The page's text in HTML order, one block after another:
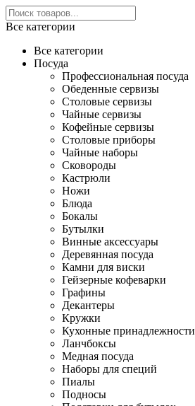
Все категории
Все категории
Посуда
Профессиональная посуда
Обеденные сервизы
Столовые сервизы
Чайные сервизы
Кофейные сервизы
Столовые приборы
Чайные наборы
Сковороды
Кастрюли
Ножи
Блюда
Бокалы
Бутылки
Винные аксессуары
Деревянная посуда
Камни для виски
Гейзерные кофеварки
Графины
Декантеры
Кружки
Кухонные принадлежности
Ланчбоксы
Медная посуда
Наборы для специй
Пиалы
Подносы